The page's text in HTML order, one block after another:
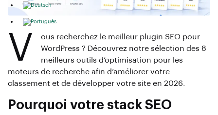
V
ous recherchez le meilleur plugin SEO pour
WordPress ? Découvrez notre sélection des 8
meilleurs outils d’optimisation pour les
moteurs de recherche afin d’améliorer votre
classement et de développer votre site en 2026.
Pourquoi votre stack SEO